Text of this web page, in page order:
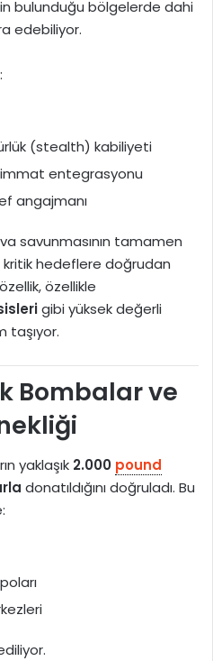
bulunduğu bölgelerde dahi
edebiliyor.
(stealth) kabiliyeti
entegrasyonu
angajmanı
savunmasının tamamen
kritik hedeflere doğrudan
özellikle
gibi yüksek değerli
taşıyor.
Bombalar ve
yaklaşık 2.000 pound
donatıldığını doğruladı. Bu